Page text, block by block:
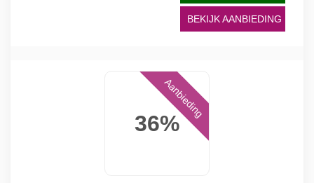
BEKIJK AANBIEDING
36%
Aanbieding